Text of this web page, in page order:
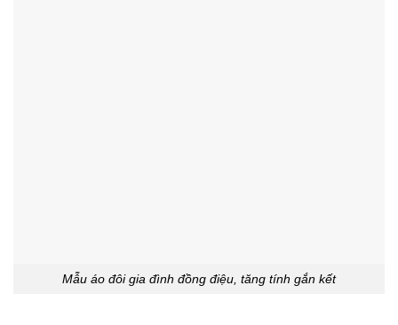
Mẫu áo đôi gia đình đồng điệu, tăng tính gắn kết